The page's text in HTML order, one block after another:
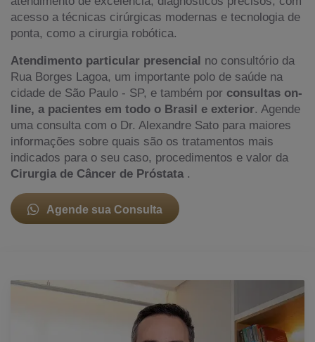
acesso a técnicas cirúrgicas modernas e tecnologia de
ponta, como a cirurgia robótica.
Atendimento particular presencial no consultório da
Rua Borges Lagoa, um importante polo de saúde na
cidade de São Paulo - SP, e também por consultas on-
line, a pacientes em todo o Brasil e exterior. Agende
uma consulta com o Dr. Alexandre Sato para maiores
informações sobre quais são os tratamentos mais
indicados para o seu caso, procedimentos e valor da
Cirurgia de Câncer de Próstata .
Agende sua Consulta